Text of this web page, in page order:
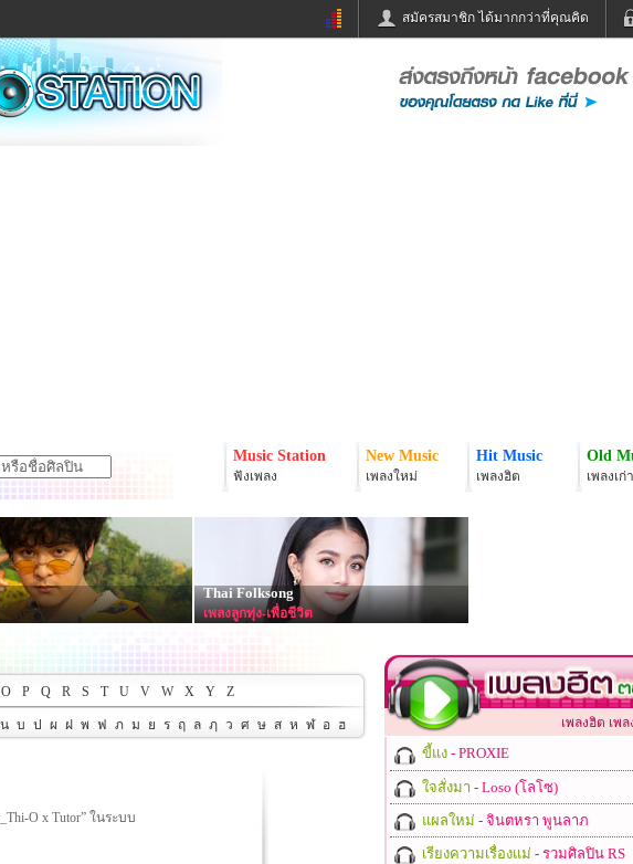
สมัครสมาชิก ได้มากกว่าที่คุณคิด
ข่าวสั้น
หนังใหม่
ฟังวิทยุออนไลน์
หมากรุกไทย
Email
Music Station
ฟังเพลง
New Music
เพลงใหม่
Hit Music
เพลงฮิต
Old
เพลงเก่
Thai Folksong
เพลงลูกทุ่ง-เพื่อชีวิต
O P Q R S T U V W X Y Z
น บ ป ผ ฝ พ ฟ ภ ม ย ร ฤ ล ฦ ว ศ ษ ส ห ฬ อ ฮ
O x Tutor” ในระบบ
เพลงฮิต เพ
ขี้แง- PROXIE
ใจสั่งมา - Loso (โลโซ)
แผลใหม่ - จินตหรา พูนลาภ
เรียงความเรื่องแม่ - รวมศิลปิน RS